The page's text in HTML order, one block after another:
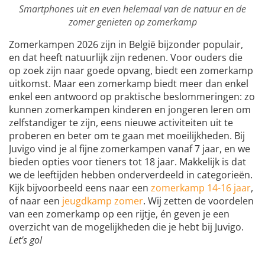
Smartphones uit en even helemaal van de natuur en de
zomer genieten op zomerkamp
Zomerkampen 2026 zijn in België bijzonder populair,
en dat heeft natuurlijk zijn redenen. Voor ouders die
op zoek zijn naar goede opvang, biedt een zomerkamp
uitkomst. Maar een zomerkamp biedt meer dan enkel
enkel een antwoord op praktische beslommeringen: zo
kunnen zomerkampen kinderen en jongeren leren om
zelfstandiger te zijn, eens nieuwe activiteiten uit te
proberen en beter om te gaan met moeilijkheden. Bij
Juvigo vind je al fijne zomerkampen vanaf 7 jaar, en we
bieden opties voor tieners tot 18 jaar. Makkelijk is dat
we de leeftijden hebben onderverdeeld in categorieën.
Kijk bijvoorbeeld eens naar een zomerkamp 14-16 jaar,
of naar een jeugdkamp zomer. Wij zetten de voordelen
van een zomerkamp op een rijtje, én geven je een
overzicht van de mogelijkheden die je hebt bij Juvigo.
Let's go!